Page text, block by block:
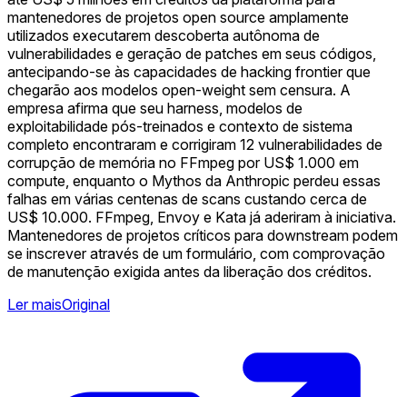
mantenedores de projetos open source amplamente
utilizados executarem descoberta autônoma de
vulnerabilidades e geração de patches em seus códigos,
antecipando-se às capacidades de hacking frontier que
chegarão aos modelos open-weight sem censura. A
empresa afirma que seu harness, modelos de
exploitabilidade pós-treinados e contexto de sistema
completo encontraram e corrigiram 12 vulnerabilidades de
corrupção de memória no FFmpeg por US$ 1.000 em
compute, enquanto o Mythos da Anthropic perdeu essas
falhas em várias centenas de scans custando cerca de
US$ 10.000. FFmpeg, Envoy e Kata já aderiram à iniciativa.
Mantenedores de projetos críticos para downstream podem
se inscrever através de um formulário, com comprovação
de manutenção exigida antes da liberação dos créditos.
Ler maisOriginal